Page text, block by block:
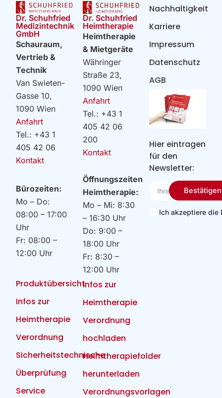
Dr. Schuhfried
Medizintechnik
GmbH
Schauraum,
Vertrieb &
Technik
Van Swieten-
Gasse 10,
1090 Wien
Anfahrt
Tel.: +43 1
405 42 06
Kontakt
Bürozeiten:
Mo – Do:
08:00 – 17:00
Uhr
Fr: 08:00 –
12:00 Uhr
Produktübersicht
Infos zur
Heimtherapie
Verordnung
Sicherheitstechnische
Überprüfung
Service
Dr. Schuhfried
Heimtherapie
Heimtherapie
& Mietgeräte
Währinger
Straße 23,
1090 Wien
Anfahrt
Tel.: +43 1
405 42 06
200
Kontakt
Öffnungszeiten
Heimtherapie:
Mo – Mi: 8:30
– 16:30 Uhr
Do: 9:00 –
18:00 Uhr
Fr: 8:30 –
12:00 Uhr
Infos zur
Heimtherapie
Verordnung
hochladen
Heimtherapiefolder
herunterladen
Verordnungsvorlagen
Hier eintragen
für den
Newsletter:
Email
Ich akzeptiere die
Bestätigen
Nachhaltigkeit
Karriere
Impressum
Datenschutz
AGB